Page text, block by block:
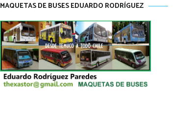
MAQUETAS DE BUSES EDUARDO RODRÍGUEZ